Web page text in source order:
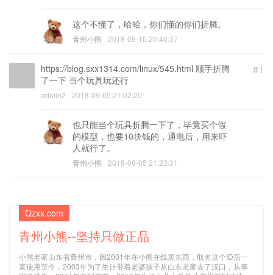
这个不懂了，哈哈，你们懂的你们折腾。
青州小熊 2018-09-10 20:40:37
#1
https://blog.sxx1314.com/linux/545.html 顺手折腾
了一下 当个玩具玩还行
admin2 2018-09-05 21:02:20
也只能当个玩具折腾一下了，毕竟买个假
的模型，也要10块钱的，通电后，用来吓
人就行了。
青州小熊 2018-09-05 21:23:31
Qzxx.com
青州小熊--坚持只做正品
小熊老家山东省青州市，因2001年在小熊在线卖东西，取名这个ID后一
直使用至今，2003年为了生计带着老婆孩子从山东老家去了汉口，从事